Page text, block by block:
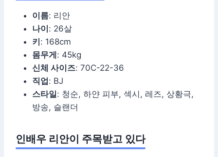
이름: 리안
나이 : 26살
키 : 168cm
몸무게 : 45kg
신체 사이즈: 70C-22-36
직업 : BJ
스타일: 청순, 하얀 피부, 섹시, 레즈, 상황극,
방송, 슬랜더
인배우 리안이 주목받고 있다